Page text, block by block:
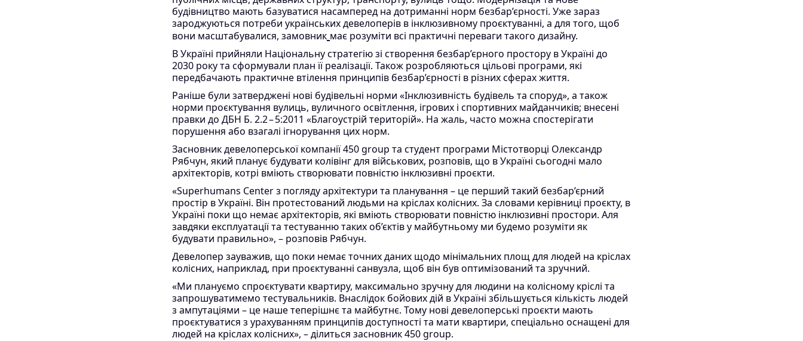
будівництво мають базуватися насамперед на дотриманні норм безбар’єрності. Уже зараз
зароджуються потреби українських девелоперів в інклюзивному проєктуванні, а для того, щоб
вони масштабувалися, замовник має розуміти всі практичні переваги такого дизайну.
В Україні прийняли Національну стратегію зі створення безбар’єрного простору в Україні до
2030 року та сформували план її реалізації. Також розробляються цільові програми, які
передбачають практичне втілення принципів безбар’єрності в різних сферах життя.
Раніше були затверджені нові будівельні норми «Інклюзивність будівель та споруд», а також
норми проєктування вулиць, вуличного освітлення, ігрових і спортивних майданчиків; внесені
правки до ДБН Б. 2.2 – 5:2011 «Благоустрій територій». На жаль, часто можна спостерігати
порушення або взагалі ігнорування цих норм.
Засновник девелоперської компанії 450 group та студент програми Містотворці Олександр
Рябчун, який планує будувати колівінг для військових, розповів, що в Україні сьогодні мало
архітекторів, котрі вміють створювати повністю інклюзивні проєкти.
«Superhumans Сenter з погляду архітектури та планування – це перший такий безбар’єрний
простір в Україні. Він протестований людьми на кріслах колісних. За словами керівниці проєкту, в
Україні поки що немає архітекторів, які вміють створювати повністю інклюзивні простори. Аля
завдяки експлуатації та тестуванню таких об’єктів у майбутньому ми будемо розуміти як
будувати правильно», – розповів Рябчун.
Девелопер зауважив, що поки немає точних даних щодо мінімальних площ для людей на кріслах
колісних, наприклад, при проєктуванні санвузла, щоб він був оптимізований та зручний.
«Ми плануємо спроєктувати квартиру, максимально зручну для людини на колісному кріслі та
запрошуватимемо тестувальників. Внаслідок бойових дій в Україні збільшується кількість людей
з ампутаціями – це наше теперішнє та майбутнє. Тому нові девелоперські проєкти мають
проєктуватися з урахуванням принципів доступності та мати квартири, спеціально оснащені для
людей на кріслах колісних», – ділиться засновник 450 group.